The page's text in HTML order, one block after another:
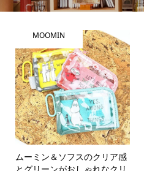
MOOMIN
ムーミン＆ソフスのクリア感
とグリーンがおしゃれなクリ